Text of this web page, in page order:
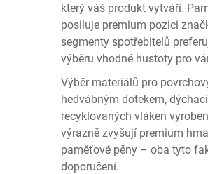
který váš produkt vytváří.
posiluje premium pozici
segmenty spotřebitelů
výběru vhodné hustoty pro
Výběr materiálů pro
hedvábným dotekem,
recyklovaných vláken
výrazně zvyšují premium
paměťové pěny – oba tyto
doporučení.